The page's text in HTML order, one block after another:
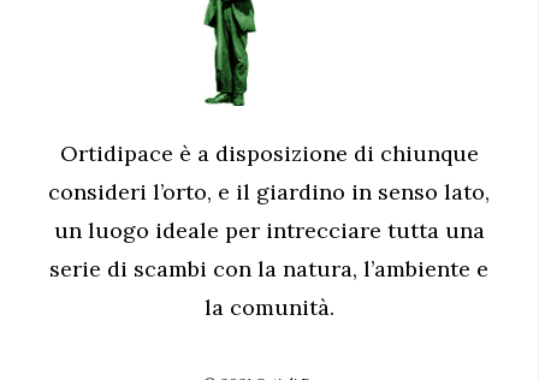
Ortidipace è a disposizione di chiunque
consideri l’orto, e il giardino in senso lato,
un luogo ideale per intrecciare tutta una
serie di scambi con la natura, l’ambiente e
la comunità.